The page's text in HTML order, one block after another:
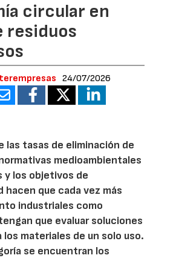
circular en
residuos
24/07/2026
las tasas de eliminación de
medioambientales
y los objetivos de
hacen que cada vez más
industriales como
que evaluar soluciones
materiales de un solo uso.
se encuentran los